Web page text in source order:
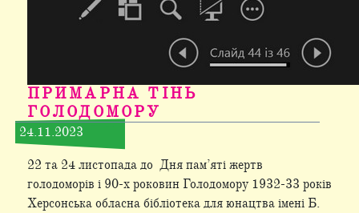
ПРИМАРНА ТІНЬ
ГОЛОДОМОРУ
24.11.2023
22 та 24 листопада до Дня пам’яті жертв
голодоморів і 90-х роковин Голодомору 1932-33 років
Херсонська обласна бібліотека для юнацтва імені Б.